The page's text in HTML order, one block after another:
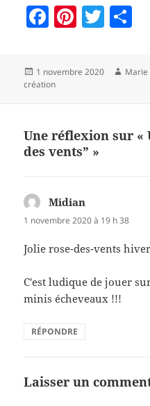
F
e
o
o
Pi
er
es
T
itt
er
rt
a
Publié
le
1 novembre 2020 Auteur
Marie
création
Une réflexion sur «
des vents” »
Midian
1 novembre 2020 à 19 h 38
Jolie rose-des-vents
C'est ludique de jouer
minis écheveaux !!!
RÉPONDRE
Laisser un